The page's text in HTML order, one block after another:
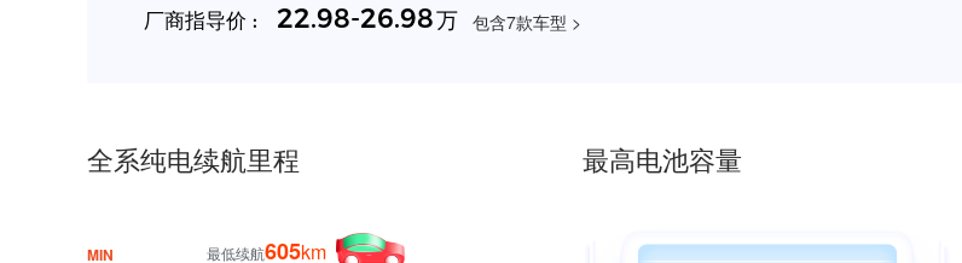
厂商指导价 : 22.98-26.98万 包含7款车型 >
全系纯电续航里程
MIN 最低续航605km
最高电池容量5
64